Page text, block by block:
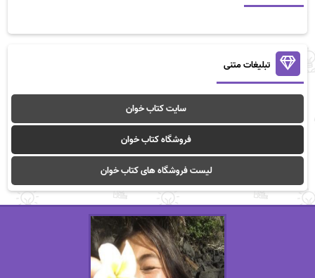
تبلیغات متنی
سایت کتاب خوان
فروشگاه کتاب خوان
لیست فروشگاه های کتاب خوان